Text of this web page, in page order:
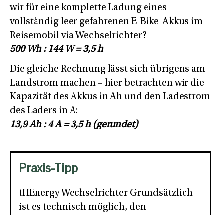
wir für eine komplette Ladung eines
vollständig leer gefahrenen E-Bike-Akkus im
Reisemobil via Wechselrichter?
500 Wh : 144 W = 3,5 h
Die gleiche Rechnung lässt sich übrigens am
Landstrom machen – hier betrachten wir die
Kapazität des Akkus in Ah und den Ladestrom
des Laders in A:
13,9 Ah : 4 A = 3,5 h (gerundet)
Praxis-Tipp
tHEnergy Wechselrichter Grundsätzlich
ist es technisch möglich, den